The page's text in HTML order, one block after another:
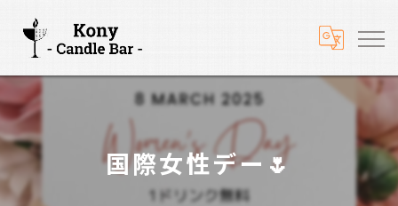
国際女性デー🌷